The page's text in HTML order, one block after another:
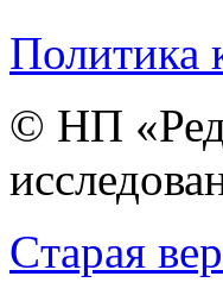
Политика
© НП
Cтарая